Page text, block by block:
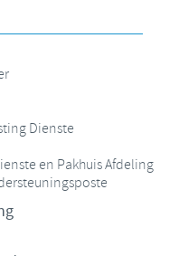
Dienste
en Pakhuis Afdeling